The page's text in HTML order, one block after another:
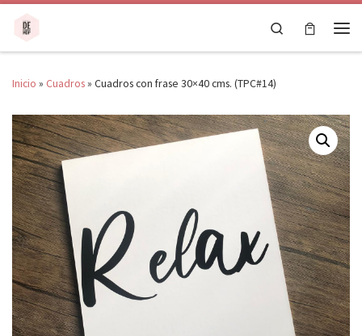
Saltar al contenido
Search
Inicio » Cuadros» Cuadros con frase 30×40 cms. (TPC#14)